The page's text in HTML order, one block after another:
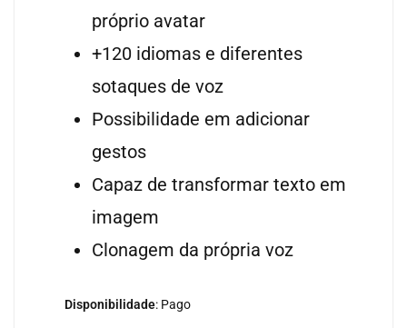
próprio avatar
+120 idiomas e diferentes
sotaques de voz
Possibilidade em adicionar
gestos
Capaz de transformar texto em
imagem
Clonagem da própria voz
Disponibilidade: Pago